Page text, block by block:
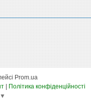
Prom.ua
Політика конфіденційності
▼